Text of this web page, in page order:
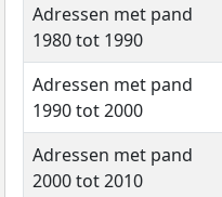
Adressen met pand
1980 tot 1990
Adressen met pand
1990 tot 2000
Adressen met pand
2000 tot 2010